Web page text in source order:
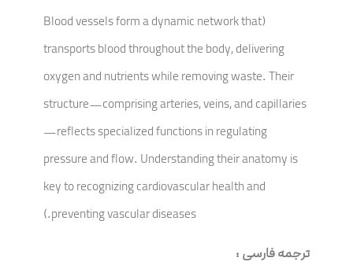
(Blood vessels form a dynamic network that
transports blood throughout the body, delivering
oxygen and nutrients while removing waste. Their
structure—comprising arteries, veins, and capillaries
—reflects specialized functions in regulating
pressure and flow. Understanding their anatomy is
key to recognizing cardiovascular health and
preventing vascular diseases.)
ترجمه فارسی :